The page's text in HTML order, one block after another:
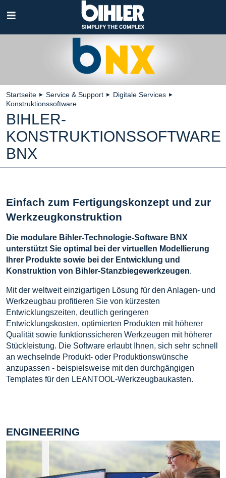
überspringen
Startseite ► Service & Support ► Digitale Services ►
Konstruktionssoftware
BIHLER-
KONSTRUKTIONSSOFTWARE
BNX
Einfach zum Fertigungskonzept und zur
Werkzeugkonstruktion
Die modulare Bihler-Technologie-Software BNX
unterstützt Sie optimal bei der virtuellen Modellierung
Ihrer Produkte sowie bei der Entwicklung und
Konstruktion von Bihler-Stanzbiegewerkzeugen.
Mit der weltweit einzigartigen Lösung für den Anlagen- und
Werkzeugbau profitieren Sie von kürzesten
Entwicklungszeiten, deutlich geringeren
Entwicklungskosten, optimierten Produkten mit höherer
Qualität sowie funktionssicheren Werkzeugen mit höherer
Stückleistung. Die Software erlaubt Ihnen, sich sehr schnell
an wechselnde Produkt- oder Produktionswünsche
anzupassen - beispielsweise mit den durchgängigen
Templates für den LEANTOOL-Werkzeugbaukasten.
ENGINEERING